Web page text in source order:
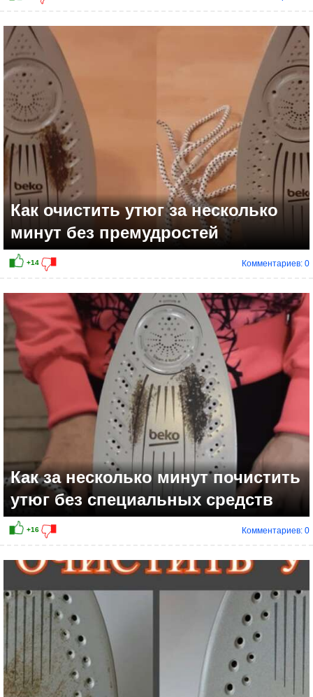
+7
Как очистить утюг за несколько
минут без премудростей
Комментариев: 0
Как за несколько минут почистить
утюг без специальных средств
Комментариев: 0